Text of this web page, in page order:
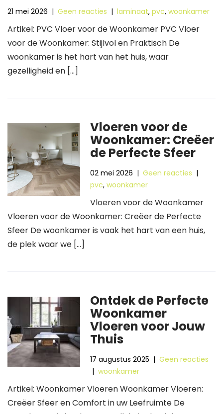
21 mei 2026 | Geen reacties | laminaat, pvc, woonkamer
Artikel: PVC Vloer voor de Woonkamer PVC Vloer
voor de Woonkamer: Stijlvol en Praktisch De
woonkamer is het hart van het huis, waar
gezelligheid en […]
Vloeren voor de
Woonkamer: Creëer
de Perfecte Sfeer
02 mei 2026 |Geen reacties |
pvc,woonkamer
Vloeren voor de Woonkamer
Vloeren voor de Woonkamer: Creëer de Perfecte
Sfeer De woonkamer is vaak het hart van een huis,
de plek waar we […]
Ontdek de Perfecte
Woonkamer
Vloeren voor Jouw
Thuis
17 augustus 2025 |Geen reacties
|woonkamer
Artikel: Woonkamer Vloeren Woonkamer Vloeren:
Creëer Sfeer en Comfort in uw Leefruimte De